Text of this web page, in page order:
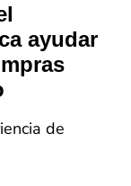
ayudar
de